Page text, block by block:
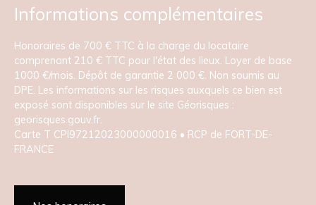
Informations complémentaires
Honoraires de 700 € TTC à la charge du locataire
comprenant 210 € TTC pour l'état des lieux. Loyer de base
1000 €/mois. Dépôt de garantie 2 000 €. Non soumis au
DPE. Les informations sur les risques auxquels ce bien est
exposé sont disponibles sur le site Géorisques :
georisques.gouv.fr.
Carte T CPI97212023000000016 • RCP de FORT-DE-
FRANCE